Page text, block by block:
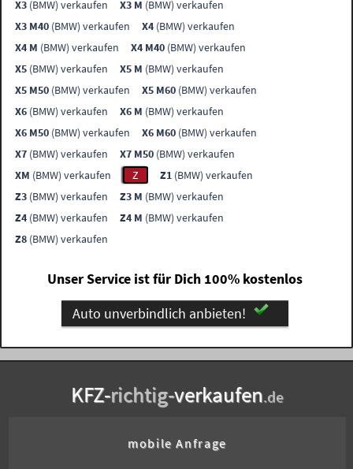
X3 (BMW) verkaufen X3 M (BMW) verkaufen
X3 M40 (BMW) verkaufen X4 (BMW) verkaufen
X4 M (BMW) verkaufen X4 M40 (BMW) verkaufen
X5 (BMW) verkaufen X5 M (BMW) verkaufen
X5 M50 (BMW) verkaufen X5 M60 (BMW) verkaufen
X6 (BMW) verkaufen X6 M (BMW) verkaufen
X6 M50 (BMW) verkaufen X6 M60 (BMW) verkaufen
X7 (BMW) verkaufen X7 M50 (BMW) verkaufen
XM (BMW) verkaufen Z Z1 (BMW) verkaufen
Z3 (BMW) verkaufen Z3 M (BMW) verkaufen
Z4 (BMW) verkaufen Z4 M (BMW) verkaufen
Z8 (BMW) verkaufen
Unser Service ist für Dich 100% kostenlos
Auto unverbindlich anbieten!
KFZ-richtig-verkaufen.de
mobile Anfrage